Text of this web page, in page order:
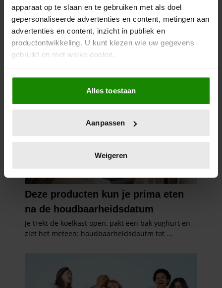
apparaat op te slaan en te gebruiken met als doel
gepersonaliseerde advertenties en content, metingen aan
advertenties en content, inzicht in publiek en
productontwikkeling. U kunt kiezen wie uw gegevens
gebruikt en met welke doelen.
Als u het toestaat, willen we ook graag:
Informatie verzamelen over uw geografische
locatie, die tot een paar meter nauwkeurig kan zijn
scannen op specifieke eigenschappen (fingerprinting)
verwerkt en stel uw voorkeuren in het
intrekken in de Cookieverklaring.
We gebruiken cookies om content en advertenties te
personaliseren, om functies voor social media te bieden
en om ons websiteverkeer te analyseren. Ook delen we
informatie over uw gebruik van onze site met onze
informatie die u aan ze heeft verstrekt of die ze hebben
verzameld op basis van uw gebruik van hun services. U
Alles toestaan
Aanpassen
Weigeren